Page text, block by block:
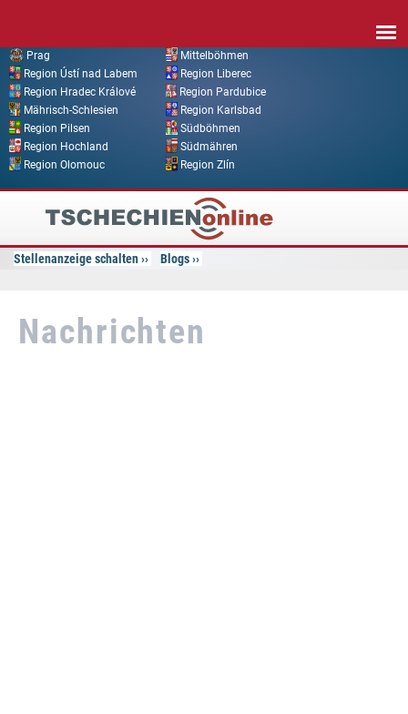
Prag
Mittelböhmen
Region Ústí nad Labem
Region Liberec
Region Hradec Králové
Region Pardubice
Mährisch-Schlesien
Region Karlsbad
Region Pilsen
Südböhmen
Region Hochland
Südmähren
Region Olomouc
Region Zlín
Tschechien
Online
Stellenanzeige schalten Blogs
Nachrichten